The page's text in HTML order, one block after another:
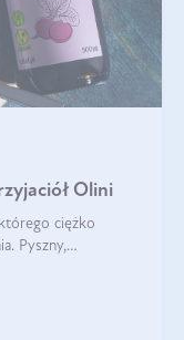
Olini
ciężko
Pyszny,